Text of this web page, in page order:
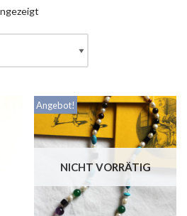
NICHT VORRÄTIG
Angebot!